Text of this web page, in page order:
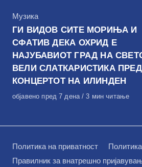
КАтегорија
Музика
ГИ ВИДОВ СИТЕ МОРИЊА И
СФАТИВ ДЕКА ОХРИД Е
НАЈУБАВИОТ ГРАД НА
ВЕЛИ СЛАТКАРИСТИКА ПРЕД
КОНЦЕРТОТ НА ИЛИНДЕН
Објавено
објавено пред 7 дена 3 мин читање
Политика на приватност
Правилник за внатрешно